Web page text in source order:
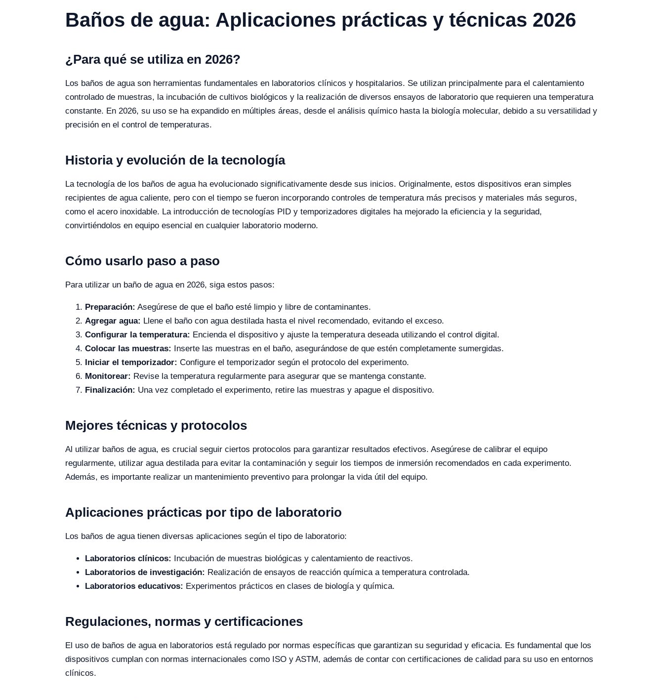
Baños de agua: Aplicaciones prácticas y técnicas 2026
¿Para qué se utiliza en 2026?
Los baños de agua son herramientas fundamentales en laboratorios clínicos y hospitalarios. Se utilizan principalmente para el calentamiento
controlado de muestras, la incubación de cultivos biológicos y la realización de diversos ensayos de laboratorio que requieren una temperatura
constante. En 2026, su uso se ha expandido en múltiples áreas, desde el análisis químico hasta la biología molecular, debido a su versatilidad y
precisión en el control de temperaturas.
Historia y evolución de la tecnología
La tecnología de los baños de agua ha evolucionado significativamente desde sus inicios. Originalmente, estos dispositivos eran simples
recipientes de agua caliente, pero con el tiempo se fueron incorporando controles de temperatura más precisos y materiales más seguros,
como el acero inoxidable. La introducción de tecnologías PID y temporizadores digitales ha mejorado la eficiencia y la seguridad,
convirtiéndolos en equipo esencial en cualquier laboratorio moderno.
Cómo usarlo paso a paso
Para utilizar un baño de agua en 2026, siga estos pasos:
Preparación: Asegúrese de que el baño esté limpio y libre de contaminantes.
Agregar agua: Llene el baño con agua destilada hasta el nivel recomendado, evitando el exceso.
Configurar la temperatura: Encienda el dispositivo y ajuste la temperatura deseada utilizando el control digital.
Colocar las muestras: Inserte las muestras en el baño, asegurándose de que estén completamente sumergidas.
Iniciar el temporizador: Configure el temporizador según el protocolo del experimento.
Monitorear: Revise la temperatura regularmente para asegurar que se mantenga constante.
Finalización: Una vez completado el experimento, retire las muestras y apague el dispositivo.
Mejores técnicas y protocolos
Al utilizar baños de agua, es crucial seguir ciertos protocolos para garantizar resultados efectivos. Asegúrese de calibrar el equipo
regularmente, utilizar agua destilada para evitar la contaminación y seguir los tiempos de inmersión recomendados en cada experimento.
Además, es importante realizar un mantenimiento preventivo para prolongar la vida útil del equipo.
Aplicaciones prácticas por tipo de laboratorio
Los baños de agua tienen diversas aplicaciones según el tipo de laboratorio:
Laboratorios clínicos: Incubación de muestras biológicas y calentamiento de reactivos.
Laboratorios de investigación: Realización de ensayos de reacción química a temperatura controlada.
Laboratorios educativos: Experimentos prácticos en clases de biología y química.
Regulaciones, normas y certificaciones
El uso de baños de agua en laboratorios está regulado por normas específicas que garantizan su seguridad y eficacia. Es fundamental que los
dispositivos cumplan con normas internacionales como ISO y ASTM, además de contar con certificaciones de calidad para su uso en entornos
clínicos.